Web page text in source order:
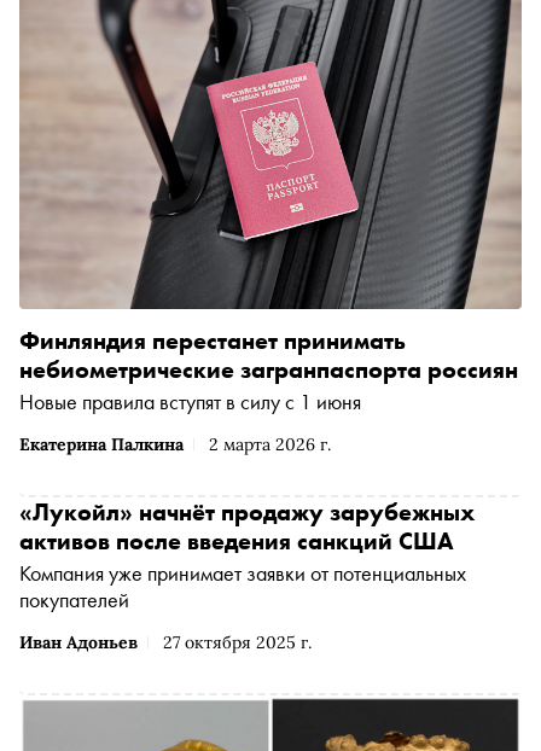
Екатерина Палкина 2 марта 2026 г.
Финляндия перестанет принимать
небиометрические загранпаспорта россиян
Новые правила вступят в силу с 1 июня
Иван Адоньев 27 октября 2025 г.
«Лукойл» начнёт продажу зарубежных
активов после введения санкций США
Компания уже принимает заявки от потенциальных
покупателей